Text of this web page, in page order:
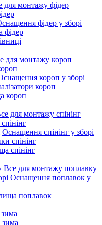
для монтажу фідер
фідер у зборі
фідер
для монтажу короп
короп у зборі
короп
короп
для монтажу спінінг
Оснащення спінінг у зборі
спінінг
спінінг
Все для монтажу поплавку
Оснащення поплавок у
поплавок